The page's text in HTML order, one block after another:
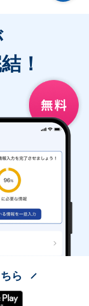
！
ら